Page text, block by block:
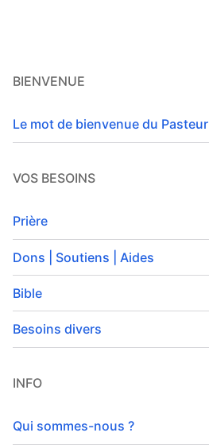
BIENVENUE
Le mot de bienvenue du Pasteur
VOS BESOINS
Prière
Dons | Soutiens | Aides
Bible
Besoins divers
INFO
Qui sommes-nous ?